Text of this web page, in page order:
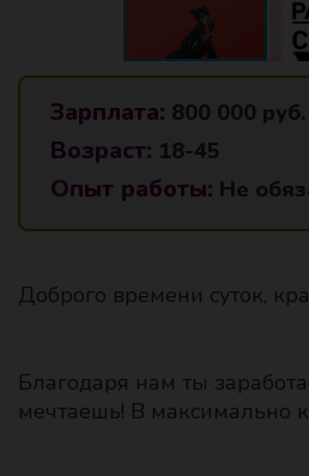
Зарплата: 800 000 руб.
Возраст: 18-45
Опыт работы: Не
Доброго времени суток,
Благодаря нам ты
мечтаешь! В максимально